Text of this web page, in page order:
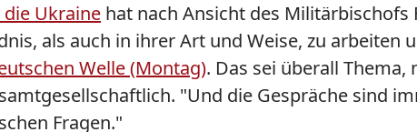
Ukraine hat nach Ansicht des Militärbischofs
als auch in ihrer Art und Weise, zu
Welle (Montag). Das sei überall
"Und die Gespräche sind
Fragen."